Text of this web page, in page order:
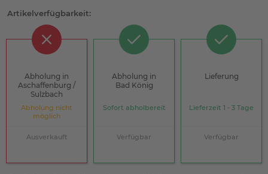
Artikelverfügbarkeit:
Abholung in
Aschaffenburg /
Sulzbach
Abholung nicht
möglich
Ausverkauft
Abholung in
Bad König
Sofort abholbereit
Verfügbar
Lieferung
Lieferzeit 1 - 3 Tage
Verfügbar